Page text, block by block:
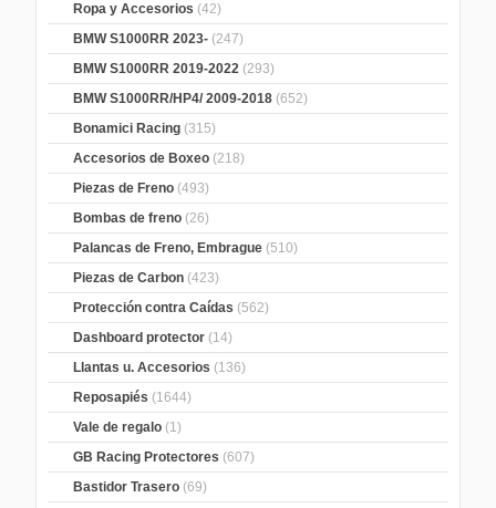
Ropa y Accesorios (42)
BMW S1000RR 2023- (247)
BMW S1000RR 2019-2022 (293)
BMW S1000RR/HP4/ 2009-2018 (652)
Bonamici Racing (315)
Accesorios de Boxeo (218)
Piezas de Freno (493)
Bombas de freno (26)
Palancas de Freno, Embrague (510)
Piezas de Carbon (423)
Protección contra Caídas (562)
Dashboard protector (14)
Llantas u. Accesorios (136)
Reposapiés (1644)
Vale de regalo (1)
GB Racing Protectores (607)
Bastidor Trasero (69)